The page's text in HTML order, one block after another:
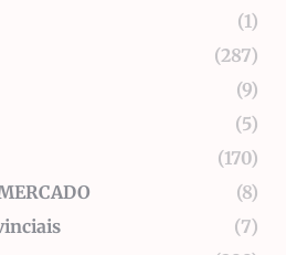
(1)
(287)
(9)
(5)
(170)
(8)
(7)